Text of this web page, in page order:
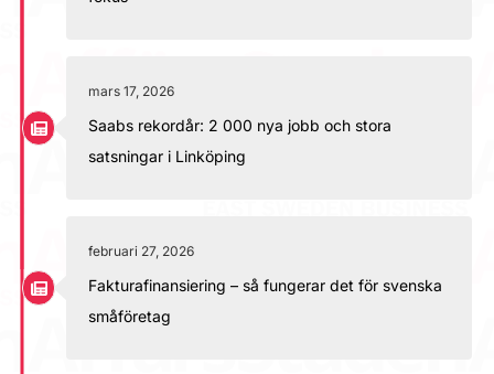
mars 17, 2026
Saabs rekordår: 2 000 nya jobb och stora
satsningar i Linköping
februari 27, 2026
Fakturafinansiering – så fungerar det för svenska
småföretag